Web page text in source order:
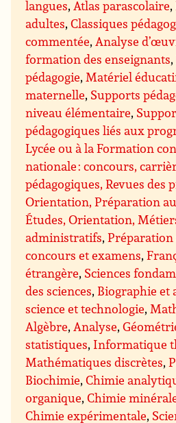
langues, Atlas parascolaire,
adultes,Classiques
commentée, Analyse
formation des enseignants,
pédagogie, Matériel
maternelle, Supports
niveau élémentaire,
pédagogiques liés aux
Lycée ou à la Formation
nationale : concours,
pédagogiques, Revues des
Orientation, Préparation
Études, Orientation,
administratifs,
concours et examens,
étrangère, Sciences
des sciences, Biographie et
science et technologie,
Algèbre, Analyse,
statistiques, Informatique
Mathématiques discrètes,
Biochimie,Chimie
organique,Chimie
Chimie expérimentale,